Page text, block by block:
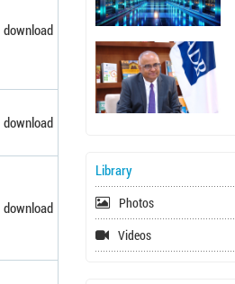
download
download
download
Library
Photos
Videos